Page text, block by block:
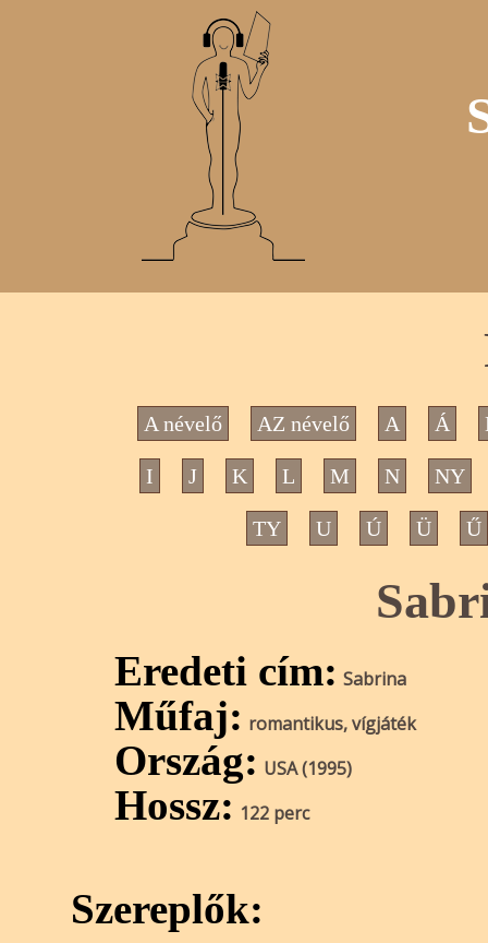
A névelő AZ névelő A Á
I J K L M N NY
TY U Ú Ü Ű
Eredeti cím: Sabrina
Műfaj: romantikus, vígjáték
Ország: USA (1995)
Hossz: 122 perc
Szereplők: